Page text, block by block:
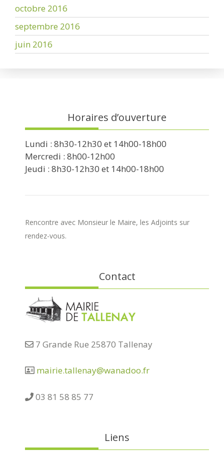
octobre 2016
septembre 2016
juin 2016
Horaires d’ouverture
Lundi : 8h30-12h30 et 14h00-18h00
Mercredi : 8h00-12h00
Jeudi : 8h30-12h30 et 14h00-18h00
Rencontre avec Monsieur le Maire, les Adjoints sur
rendez-vous.
Contact
7 Grande Rue 25870 Tallenay
mairie.tallenay@wanadoo.fr
03 81 58 85 77
Liens